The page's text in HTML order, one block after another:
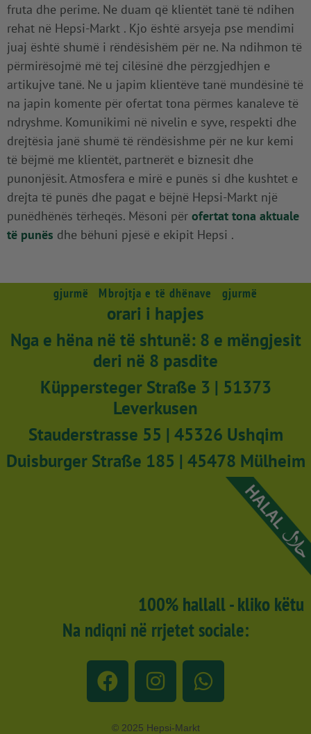
fruta dhe perime. Ne duam që klientët tanë të ndihen
rehat në Hepsi-Markt . Kjo është arsyeja pse mendimi
juaj është shumë i rëndësishëm për ne. Na ndihmon të
përmirësojmë më tej cilësinë dhe përzgjedhjen e
artikujve tanë. Ne u japim klientëve tanë mundësinë të
na japin komente për ofertat tona përmes kanaleve të
ndryshme. Komunikimi në nivelin e syve, respekti dhe
drejtësia janë shumë të rëndësishme për ne kur kemi
të bëjmë me klientët, partnerët e biznesit dhe
punonjësit. Atmosfera e mirë e punës si dhe kushtet e
drejta të punës dhe pagat e bëjnë Hepsi-Markt një
punëdhënës tërheqës. Mësoni për ofertat tona aktuale
të punës dhe bëhuni pjesë e ekipit Hepsi .
gjurmë Mbrojtja e të dhënave gjurmë
orari i hapjes
Nga e hëna në të shtunë: 8 e mëngjesit
deri në 8 pasdite
Küppersteger Straße 3 | 51373
Leverkusen
Stauderstrasse 55 | 45326 Ushqim
Duisburger Straße 185 | 45478 Mülheim
100% hallall - kliko këtu
Na ndiqni në rrjetet sociale:
© 2025 Hepsi-Markt